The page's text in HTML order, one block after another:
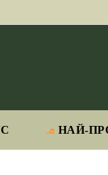
НАЙ-